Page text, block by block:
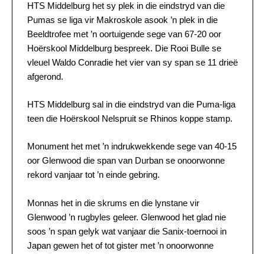
HTS Middelburg het sy plek in die eindstryd van die
Pumas se liga vir Makroskole asook ’n plek in die
Beeldtrofee met ’n oortuigende sege van 67-20 oor
Hoërskool Middelburg bespreek. Die Rooi Bulle se
vleuel Waldo Conradie het vier van sy span se 11 drieë
afgerond.
HTS Middelburg sal in die eindstryd van die Puma-liga
teen die Hoërskool Nelspruit se Rhinos koppe stamp.
Monument het met ’n indrukwekkende sege van 40-15
oor Glenwood die span van Durban se onoorwonne
rekord vanjaar tot ’n einde gebring.
Monnas het in die skrums en die lynstane vir
Glenwood ’n rugbyles geleer. Glenwood het glad nie
soos ’n span gelyk wat vanjaar die Sanix-toernooi in
Japan gewen het of tot gister met ’n onoorwonne